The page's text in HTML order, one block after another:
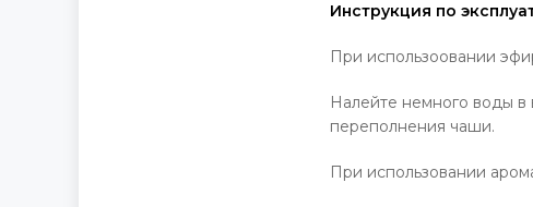
Инструкция по
При использоовании
Налейте немного воды в
переполнения чаши.
При использовании